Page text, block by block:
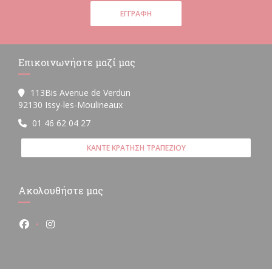
ΕΓΓΡΑΦΉ
Επικοινωνήστε μαζί μας
113Bis Avenue de Verdun
92130 Issy-les-Moulineaux((ανοίγει σε νέο παράθυρο))
01 46 62 04 27
ΚΆΝΤΕ ΚΡΆΤΗΣΗ ΤΡΑΠΕΖΙΟΎ
Ακολουθήστε μας
Facebook ((ανοίγει σε νέο παράθυρο))
Instagram ((ανοίγει σε νέο παράθυρο))